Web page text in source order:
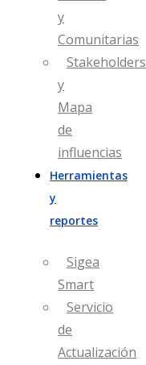
y
Comunitarias
Stakeholders
y
Mapa
de
influencias
Herramientas
y
reportes
Sigea
Smart
Servicio
de
Actualización